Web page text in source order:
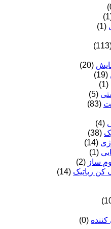
(1)
(20)
(19)
(1)
(5)
(83)
(4)
(38)
(14)
(1)
ساز (2)
کن رباتیک (14)
(0)